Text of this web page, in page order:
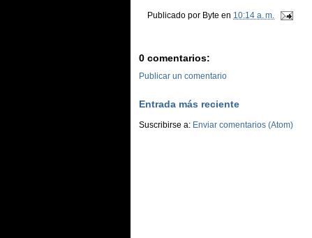
Publicado por Byte en 10:14 a. m.
0 comentarios:
Publicar un comentario
Entrada más reciente
Suscribirse a: Enviar comentarios (Atom)